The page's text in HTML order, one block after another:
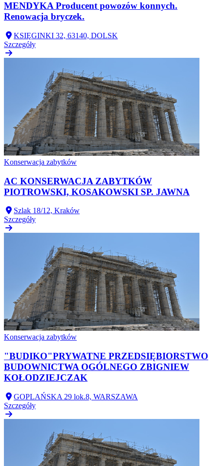
MENDYKA Producent powozów konnych.
Renowacja bryczek.
KSIĘGINKI 32, 63140, DOLSK
Szczegóły
Konserwacja zabytków
AC KONSERWACJA ZABYTKÓW
PIOTROWSKI, KOSAKOWSKI SP. JAWNA
Szlak 18/12, Kraków
Szczegóły
Konserwacja zabytków
"BUDIKO"PRYWATNE PRZEDSIĘBIORSTWO
BUDOWNICTWA OGÓLNEGO ZBIGNIEW
KOŁODZIEJCZAK
GOPLAŃSKA 29 lok.8, WARSZAWA
Szczegóły